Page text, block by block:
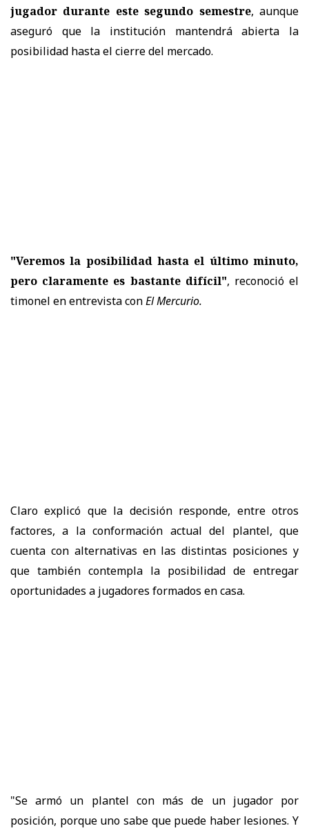
jugador durante este segundo semestre, aunque
aseguró que la institución mantendrá abierta la
posibilidad hasta el cierre del mercado.
"Veremos la posibilidad hasta el último minuto,
pero claramente es bastante difícil", reconoció el
timonel en entrevista conEl Mercurio.
Claro explicó que la decisión responde, entre otros
factores, a la conformación actual del plantel, que
cuenta con alternativas en las distintas posiciones y
que también contempla la posibilidad de entregar
oportunidades a jugadores formados en casa.
"Se armó un plantel con más de un jugador por
posición, porque uno sabe que puede haber lesiones. Y